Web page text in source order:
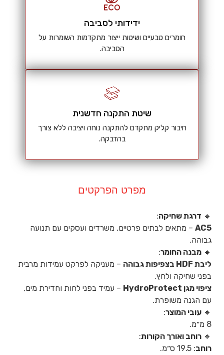
ידידותי לסביבה
חומרים טבעיים ושיטות ייצור מתקדמות השומרות על
הסביבה.
שיטת התקנה חדשנית
חיבור קליק מתקדם להתקנה נוחה ויציבה ללא צורך
בהדבקה.
מפרט הפרקטים
🔹 דרגת שחיקה:
AC5 – מתאים לבתים פרטיים, משרדים ועסקים עם תנועה
גבוהה.
🔹 מבנה החומר:
ליבת HDF בצפיפות גבוהה
– מעניקה לפרקט עמידות מרבית
בפני שחיקה ולחץ.
ציפוי מגן HydroProtect
– עמיד בפני לחות וחדירת מים,
עם הגנה משופרת.
🔹 עובי המוצר:
8 מ״מ.
🔹 רוחב ואורך הקורות:
רוחב: 19.5 ס״מ.